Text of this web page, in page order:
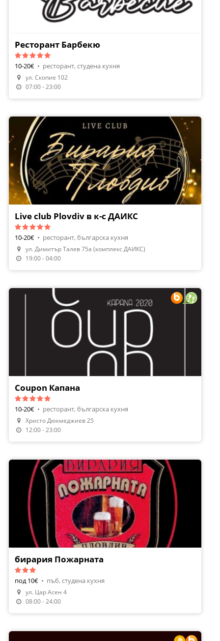
Направи Резервация
Ресторант Барбекю
10-20€ • ресторант, студена кухня
ул. Скопие 102
07:00 - 23:00
Live club Plovdiv в к-с ДАИКС
10-20€ • ресторант, българска кухня
ул. Димитър Талев 75а (комплекс ДАИКС)
19:00 - 04:00
Направи Резервация
Поръчай Храна
Coupon Капана
10-20€ • ресторант, българска кухня
Христо Дюкмеджиев 25
12:00 - 23:00
бирария Пожарната
под 10€ • пъб, студена кухня
ул. Цар Асен 4
08:00 - 24:00